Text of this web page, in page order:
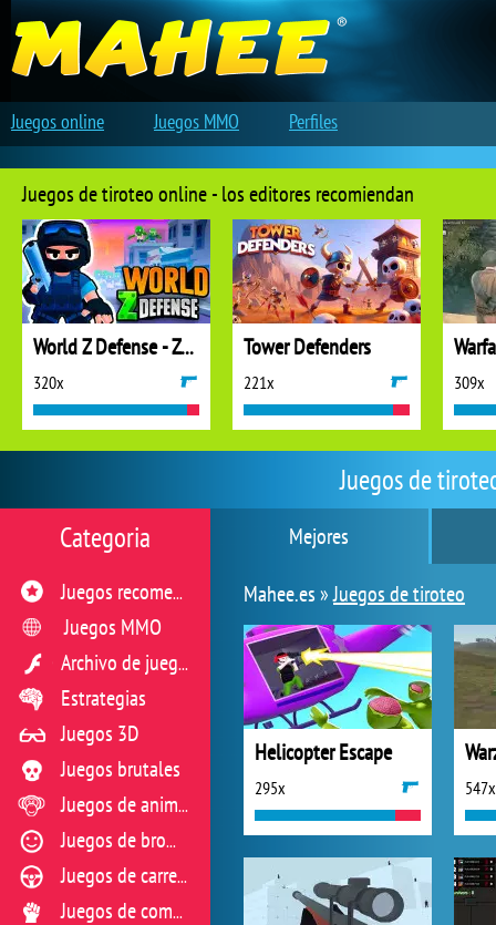
Juegos de
Mejores
Mahee.es »Juegos de tiroteo
Helicopter Escape
295x 547x
Categoria
Juegos recomendados
Juegos MMO
Archivo de juegos flash
Estrategias
Juegos 3D
Juegos brutales
Juegos de animales
Juegos de broma
Juegos de carreras
Juegos de combate
Juegos de tiroteo online - los editores recomiendan
World Z Defense - Zombie Defense
320x
Tower Defenders
221x 309x
Juegos online Juegos MMO Perfiles